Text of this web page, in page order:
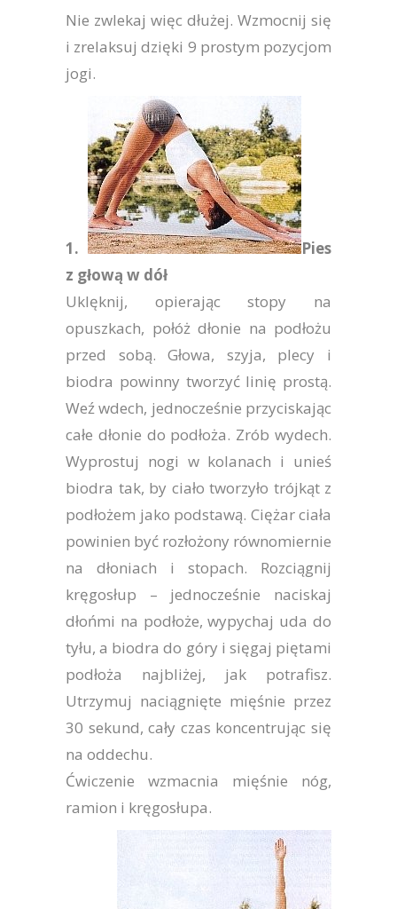
Nie zwlekaj więc dłużej. Wzmocnij się
i zrelaksuj dzięki 9 prostym pozycjom
jogi.
1.
Pies
z głową w dół
Uklęknij, opierając stopy na
opuszkach, połóż dłonie na podłożu
przed sobą. Głowa, szyja, plecy i
biodra powinny tworzyć linię prostą.
Weź wdech, jednocześnie przyciskając
całe dłonie do podłoża. Zrób wydech.
Wyprostuj nogi w kolanach i unieś
biodra tak, by ciało tworzyło trójkąt z
podłożem jako podstawą. Ciężar ciała
powinien być rozłożony równomiernie
na dłoniach i stopach. Rozciągnij
kręgosłup – jednocześnie naciskaj
dłońmi na podłoże, wypychaj uda do
tyłu, a biodra do góry i sięgaj piętami
podłoża najbliżej, jak potrafisz.
Utrzymuj naciągnięte mięśnie przez
30 sekund, cały czas koncentrując się
na oddechu.
Ćwiczenie wzmacnia mięśnie nóg,
ramion i kręgosłupa.